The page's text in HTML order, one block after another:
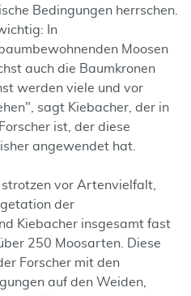
Bedingungen herrschen.
In
Moosen
auch die Baumkronen
werden viele und vor
sagt Kiebacher, der in
ist, der diese
angewendet hat.
vor Artenvielfalt,
der
Kiebacher insgesamt fast
250 Moosarten. Diese
Forscher mit den
auf den Weiden,